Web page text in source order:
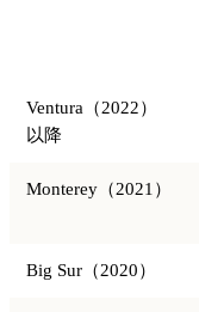
Ventura（2022）
以降
Monterey（2021）
Big Sur（2020）